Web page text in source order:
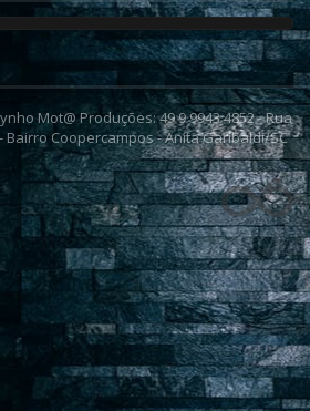
Mot@ Produções: 49 9 9943 4852 - Rua
Bairro Coopercampos - Anita Garibaldi/SC